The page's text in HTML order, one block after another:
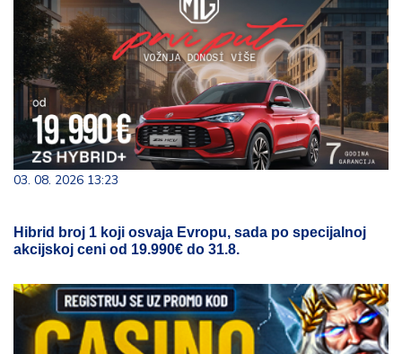
03. 08. 2026 13:23
Hibrid broj 1 koji osvaja Evropu, sada po specijalnoj
akcijskoj ceni od 19.990€ do 31.8.